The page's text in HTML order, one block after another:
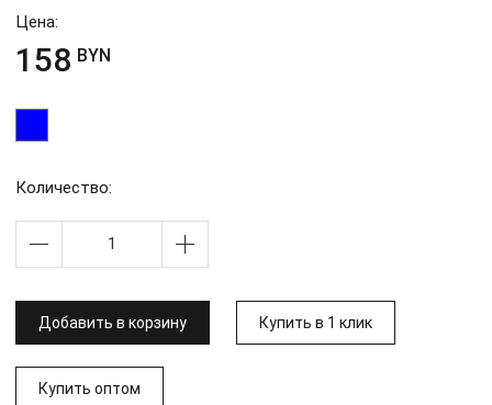
Цена:
158 BYN
Количество:
Добавить в корзину Купить в 1 клик
Купить оптом